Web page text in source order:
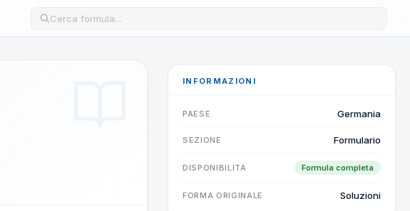
Cerca una formula nel database
INFORMAZIONI
PAESE Germania
SEZIONE Formulario
DISPONIBILITÀ Formula completa
FORMA ORIGINALE Soluzioni